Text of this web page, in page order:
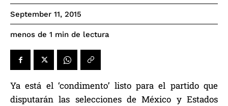
September 11, 2015
menos de 1 min de lectura
Ya está el ‘condimento’ listo para el partido que
disputarán las selecciones de México y Estados